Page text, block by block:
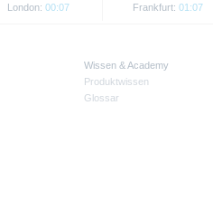
London: 00:07 Frankfurt: 01:07
Wissen & Academy
Produktwissen
Glossar